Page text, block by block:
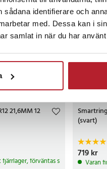
identifierare och
med. Dessa kan i
samlat in när du har
21,6MM 12
förväntas skickas inom 5-7
(svart)
Pris :719 kr
719 kr
Varan